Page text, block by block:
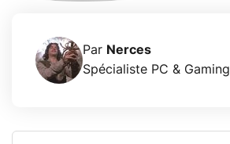
Par Nerces
Spécialiste PC & Gaming